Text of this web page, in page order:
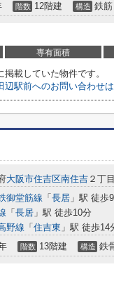
階数 12階建 構造 鉄
専有面積
掲載していた物件です。
辺駅前へのお問い合わせ
大阪市住吉区南住吉 ２丁
御堂筋線 「 長居 」駅 徒歩
「 長居 」駅 徒歩10分
野線 「 住吉東 」駅 徒歩14
階数 13階建 構造 鉄